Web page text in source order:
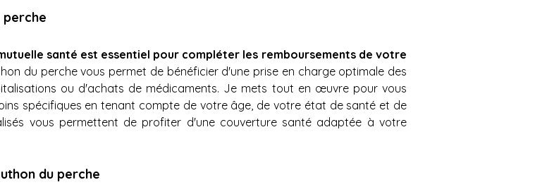
perche
santé est essentiel pour compléter les remboursements de votre
du perche vous permet de bénéficier d'une prise en charge optimale des
ou d'achats de médicaments. Je mets tout en œuvre pour vous
spécifiques en tenant compte de votre âge, de votre état de santé et de
vous permettent de profiter d'une couverture santé adaptée à votre
du perche